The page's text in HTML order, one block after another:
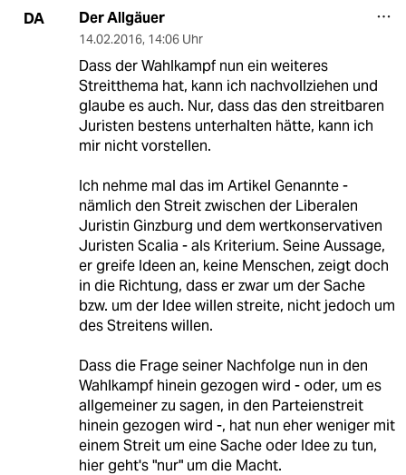
DA Der Allgäuer
14.02.2016, 14:06 Uhr
Dass der Wahlkampf nun ein weiteres
Streitthema hat, kann ich nachvollziehen und
glaube es auch. Nur, dass das den streitbaren
Juristen bestens unterhalten hätte, kann ich
mir nicht vorstellen.
Ich nehme mal das im Artikel Genannte -
nämlich den Streit zwischen der Liberalen
Juristin Ginzburg und dem wertkonservativen
Juristen Scalia - als Kriterium. Seine Aussage,
er greife Ideen an, keine Menschen, zeigt doch
in die Richtung, dass er zwar um der Sache
bzw. um der Idee willen streite, nicht jedoch um
des Streitens willen.
Dass die Frage seiner Nachfolge nun in den
Wahlkampf hinein gezogen wird - oder, um es
allgemeiner zu sagen, in den Parteienstreit
hinein gezogen wird -, hat nun eher weniger mit
einem Streit um eine Sache oder Idee zu tun,
hier geht's "nur" um die Macht.